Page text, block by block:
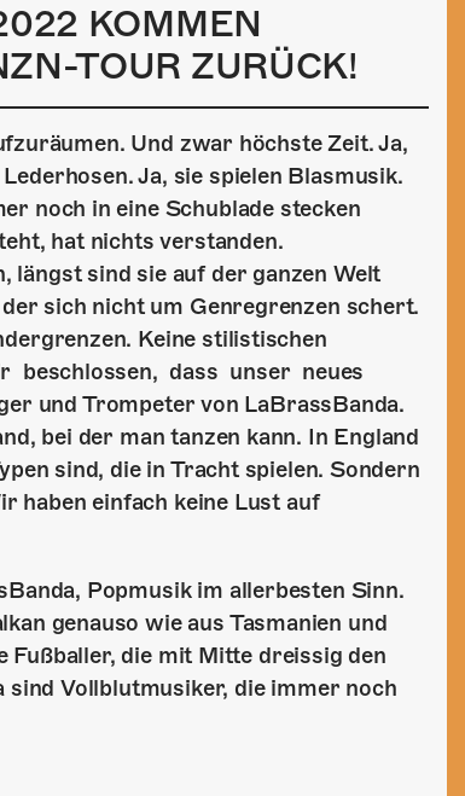
KOMMEN
TOUR ZURÜCK!
Und zwar höchste Zeit. Ja,
Ja, sie spielen Blasmusik.
noch in eine Schublade stecken
hat nichts verstanden.
längst sind sie auf der ganzen Welt
sich nicht um Genregrenzen schert.
Keine stilistischen
beschlossen, dass unser neues
und Trompeter von LaBrassBanda.
bei der man tanzen kann. In England
sind, die in Tracht spielen. Sondern
haben einfach keine Lust auf
Popmusik im allerbesten Sinn.
genauso wie aus Tasmanien und
Fußballer, die mit Mitte dreissig den
Vollblutmusiker, die immer noch